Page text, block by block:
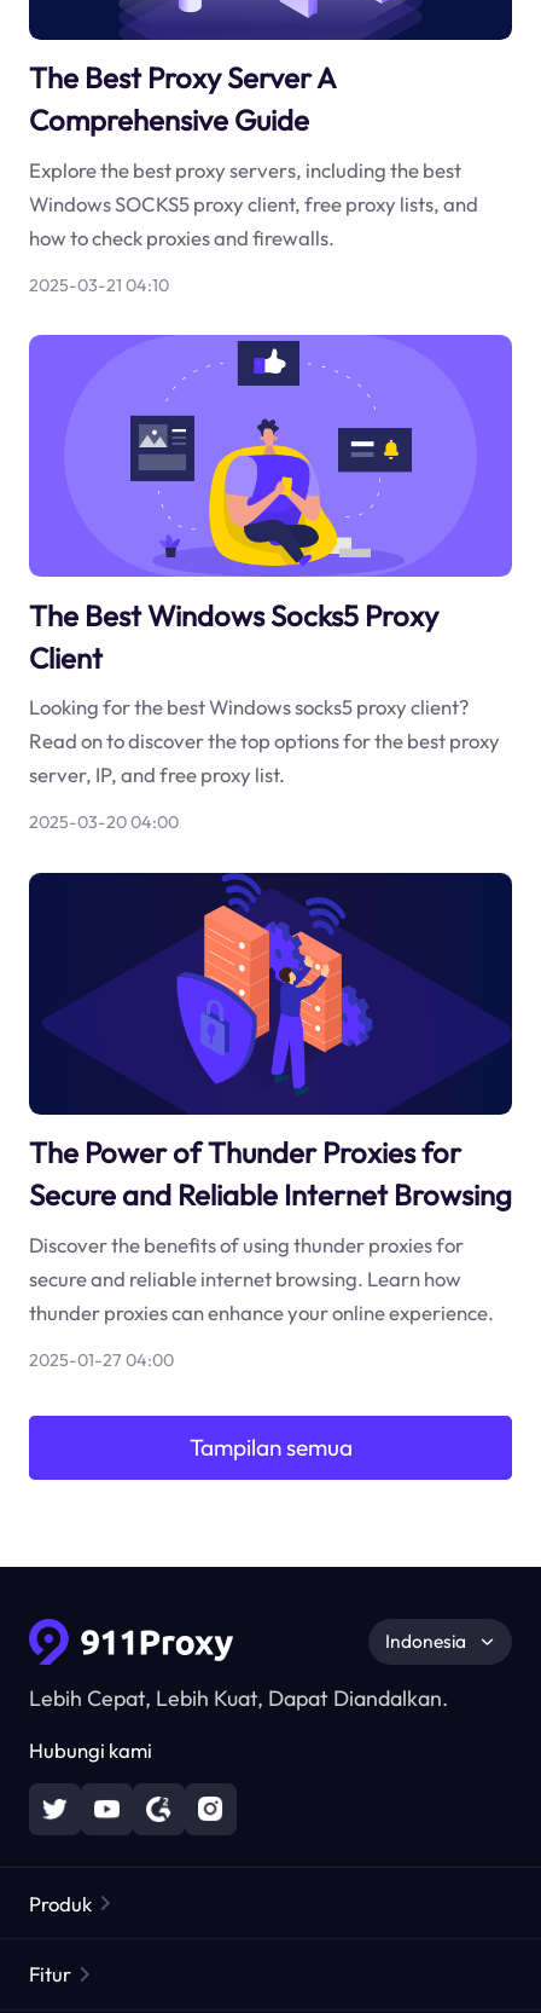
The Best Proxy Server A
Comprehensive Guide
Explore the best proxy servers, including the best
Windows SOCKS5 proxy client, free proxy lists, and
how to check proxies and firewalls.
2025-03-21 04:10
The Best Windows Socks5 Proxy
Client
Looking for the best Windows socks5 proxy client?
Read on to discover the top options for the best proxy
server, IP, and free proxy list.
2025-03-20 04:00
The Power of Thunder Proxies for
Secure and Reliable Internet Browsing
Discover the benefits of using thunder proxies for
secure and reliable internet browsing. Learn how
thunder proxies can enhance your online experience.
2025-01-27 04:00
Tampilan semua
Lebih Cepat, Lebih Kuat, Dapat Diandalkan.
Hubungi kami
Indonesia
Produk
Fitur